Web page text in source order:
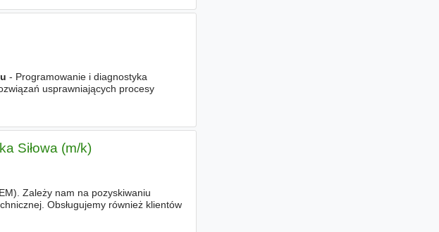
- Programowanie i diagnostyka
usprawniających procesy
Siłowa (m/k)
Zależy nam na pozyskiwaniu
Obsługujemy również klientów